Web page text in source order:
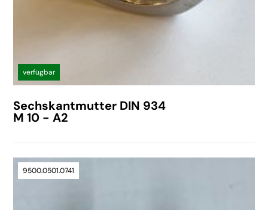
verfügbar
Sechskantmutter DIN 934
M 10 - A2
9500.0501.0741